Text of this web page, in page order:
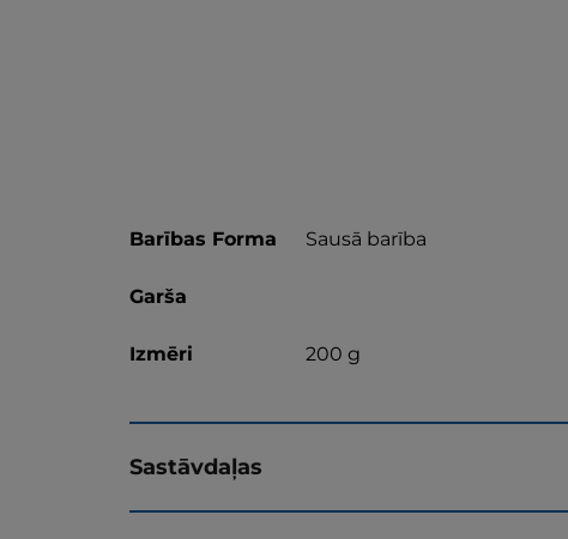
Barības Forma Sausā barība
Garša
Izmēri 200 g
Sastāvdaļas